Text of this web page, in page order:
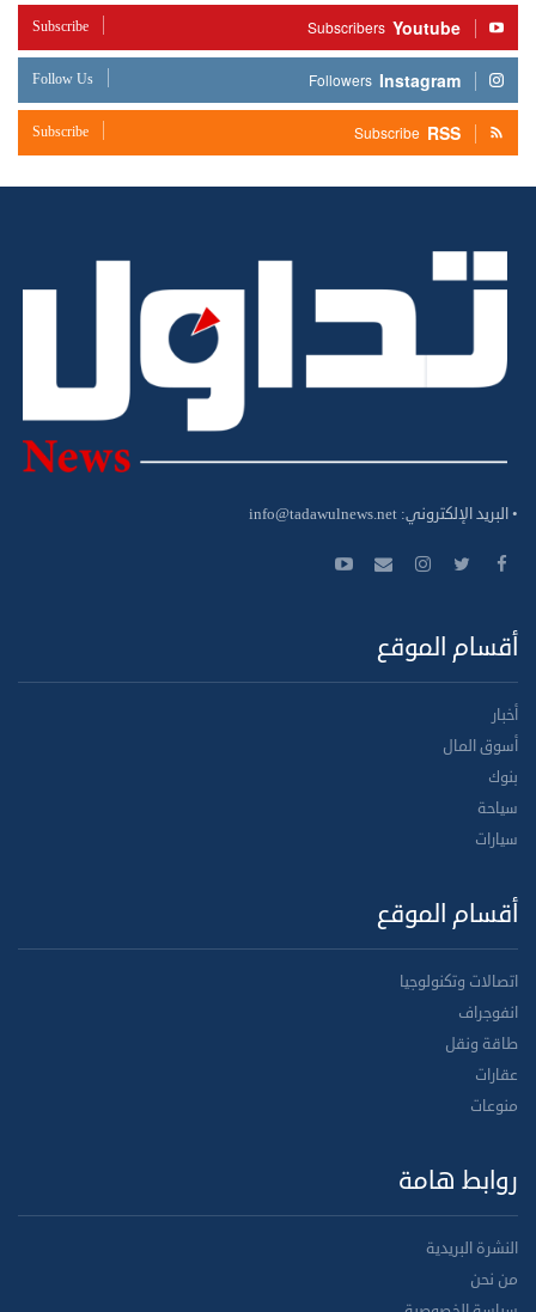
Youtube
Subscribers
Subscribe
Instagram
Followers
Follow Us
RSS
Subscribe
Subscribe
• البريد الإلكتروني: info@tadawulnews.net
أقسام الموقع
أخبار
أسوق المال
بنوك
سياحة
سيارات
أقسام الموقع
اتصالات وتكنولوجيا
انفوجراف
طاقة ونقل
عقارات
منوعات
روابط هامة
النشرة البريدية
من نحن